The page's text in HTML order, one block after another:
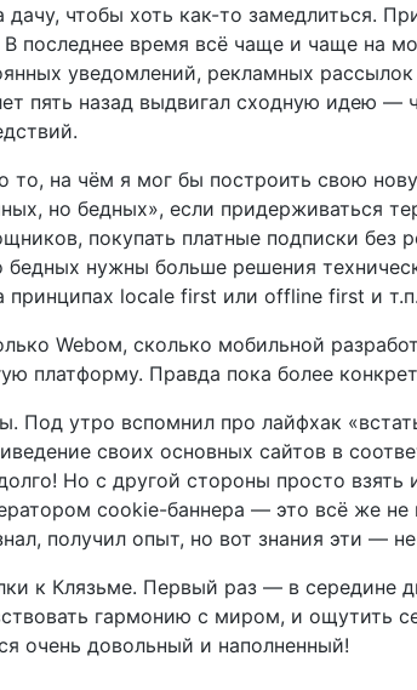
чтобы хоть как-то замедлиться.
последнее время всё чаще и чаще на
уведомлений, рекламных
пять назад выдвигал сходную идею —
то, на чём я мог бы построить свою
но бедных», если придерживаться
покупать платные подписки без
нужны больше решения
locale first или offline first и т.п.
Webом, сколько мобильной
платформу. Правда пока более
Под утро вспомнил про лайфхак
своих основных сайтов в
Но с другой стороны просто взять
cookie-баннера — это всё же
получил опыт, но вот знания эти —
к Клязьме. Первый раз — в середине
гармонию с миром, и ощутить
очень довольный и наполненный!